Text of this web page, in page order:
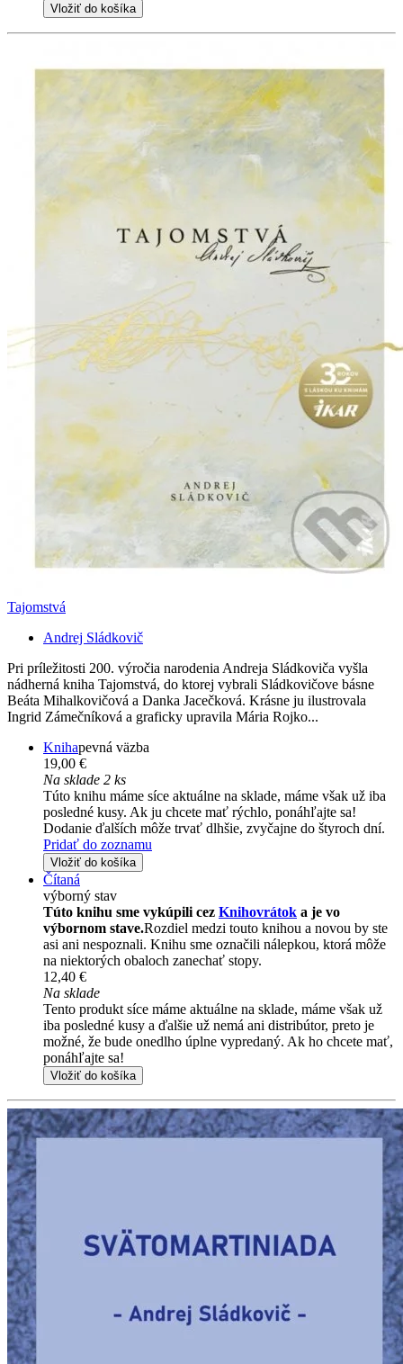
Vložiť do košíka
Tajomstvá
Andrej Sládkovič
Pri príležitosti 200. výročia narodenia Andreja Sládkoviča vyšla
nádherná kniha Tajomstvá, do ktorej vybrali Sládkovičove básne
Beáta Mihalkovičová a Danka Jacečková. Krásne ju ilustrovala
Ingrid Zámečníková a graficky upravila Mária Rojko...
Knihapevná väzba
19,00 €
Na sklade 2 ks
Túto knihu máme síce aktuálne na sklade, máme však už iba
posledné kusy. Ak ju chcete mať rýchlo, ponáhľajte sa!
Dodanie ďalších môže trvať dlhšie, zvyčajne do štyroch dní.
Pridať do zoznamu
Vložiť do košíka
Čítaná
výborný stav
Túto knihu sme vykúpili cez Knihovrátok a je vo
výbornom stave.Rozdiel medzi touto knihou a novou by ste
asi ani nespoznali. Knihu sme označili nálepkou, ktorá môže
na niektorých obaloch zanechať stopy.
12,40 €
Na sklade
Tento produkt síce máme aktuálne na sklade, máme však už
iba posledné kusy a ďalšie už nemá ani distribútor, preto je
možné, že bude onedlho úplne vypredaný. Ak ho chcete mať,
ponáhľajte sa!
Vložiť do košíka